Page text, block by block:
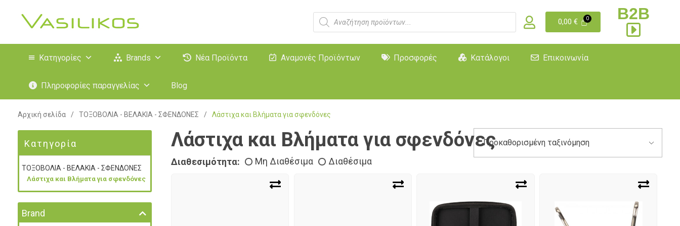
0,00€ B2B
Κατηγορίες Brands Νέα Προϊόντα Αναμονές Προϊόντων Προσφορές Κατάλογοι Επικοινωνία
Πληροφορίες παραγγελίας Blog
Αρχική σελίδα / ΤΟΞΟΒΟΛΙΑ - ΒΕΛΑΚΙΑ - ΣΦΕΝΔΟΝΕΣ / Λάστιχα και Βλήματα για σφενδόνες
Λάστιχα και Βλήματα για σφενδόνες
Διαθεσιμότητα: Μη Διαθέσιμα Διαθέσιμα
Κατηγορία
ΤΟΞΟΒΟΛΙΑ - ΒΕΛΑΚΙΑ - ΣΦΕΝΔΟΝΕΣ
Λάστιχα και Βλήματα για σφενδόνες
Brand